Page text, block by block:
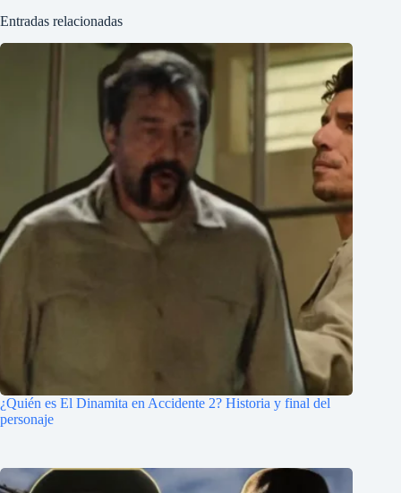
Entradas relacionadas
¿Quién es El Dinamita en Accidente 2? Historia y final del
personaje